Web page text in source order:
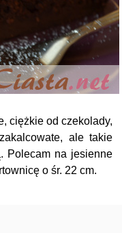
ciężkie od czekolady,
ale takie
Polecam na jesienne
o śr. 22 cm.